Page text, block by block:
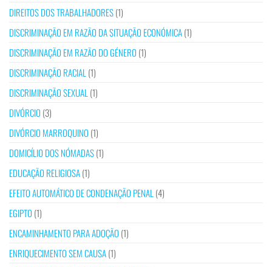
DIREITOS DOS TRABALHADORES(1)
DISCRIMINAÇÃO EM RAZÃO DA SITUAÇÃO ECONÓMICA(1)
DISCRIMINAÇÃO EM RAZÃO DO GÉNERO (1)
DISCRIMINAÇÃO RACIAL (1)
DISCRIMINAÇÃO SEXUAL (1)
DIVÓRCIO (3)
DIVÓRCIO MARROQUINO (1)
DOMICÍLIO DOS NÓMADAS(1)
EDUCAÇÃO RELIGIOSA(1)
EFEITO AUTOMÁTICO DE CONDENAÇÃO PENAL (4)
EGIPTO (1)
ENCAMINHAMENTO PARA ADOÇÃO (1)
ENRIQUECIMENTO SEM CAUSA(1)